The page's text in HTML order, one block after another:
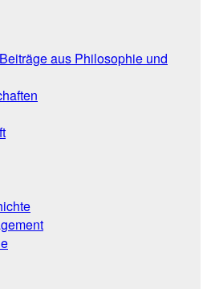
aus Philosophie und